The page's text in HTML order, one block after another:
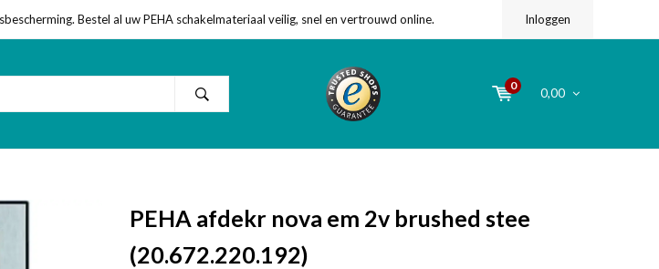
Bestel al uw PEHA schakelmateriaal veilig, snel en vertrouwd online. Inloggen
0
0,00
PEHA afdekr nova em 2v brushed stee
(20.672.220.192)